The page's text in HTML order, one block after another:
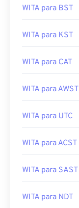
WITA para BST
WITA para KST
WITA para CAT
WITA para AWST
WITA para UTC
WITA para ACST
WITA para SAST
WITA para NDT